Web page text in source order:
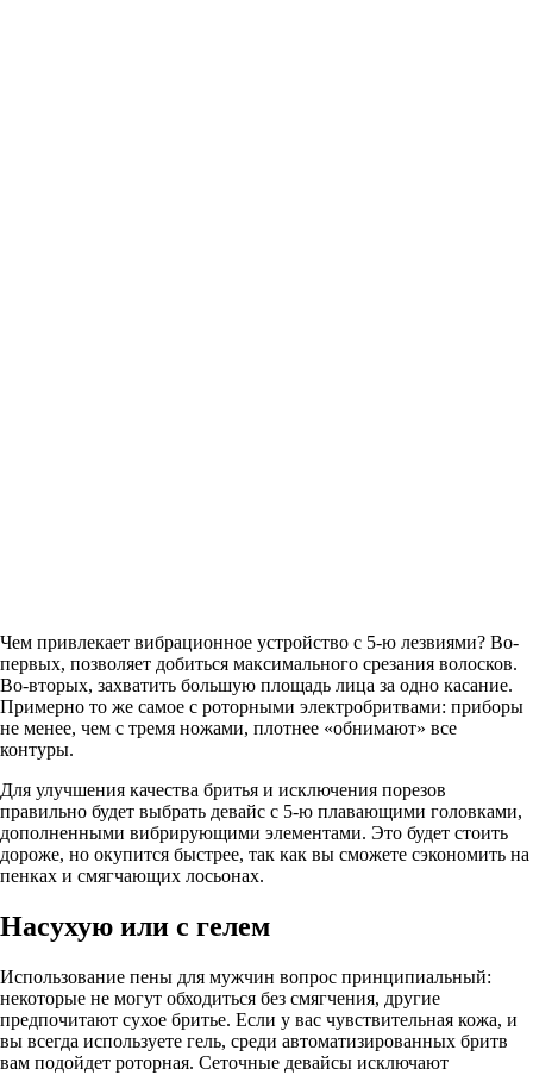
Чем привлекает вибрационное устройство с 5-ю лезвиями? Во-
первых, позволяет добиться максимального срезания волосков.
Во-вторых, захватить большую площадь лица за одно касание.
Примерно то же самое с роторными электробритвами: приборы
не менее, чем с тремя ножами, плотнее «обнимают» все
контуры.
Для улучшения качества бритья и исключения порезов
правильно будет выбрать девайс с 5-ю плавающими головками,
дополненными вибрирующими элементами. Это будет стоить
дороже, но окупится быстрее, так как вы сможете сэкономить на
пенках и смягчающих лосьонах.
Насухую или с гелем
Использование пены для мужчин вопрос принципиальный:
некоторые не могут обходиться без смягчения, другие
предпочитают сухое бритье. Если у вас чувствительная кожа, и
вы всегда используете гель, среди автоматизированных бритв
вам подойдет роторная. Сеточные девайсы исключают